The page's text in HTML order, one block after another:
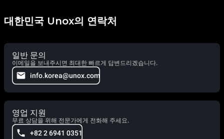
대한민국 Unox의 연락처
일반 문의
이메일을 보내주시면 최대한 빠르게 답변드리겠습니다.
info.korea@unox.com
영업 지원
무료 상담을 위해 전문가에게 전화해 주세요.
+82 2 6941 0351